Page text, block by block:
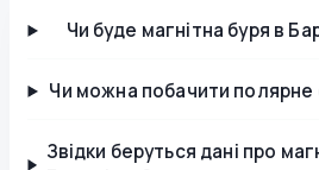
Чи буде магнітна буря в
Чи можна побачити полярне
Звідки беруться дані про